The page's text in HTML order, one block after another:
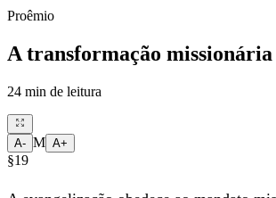
Proêmio
A transformação
24 min de leitura
A- M A+
§19